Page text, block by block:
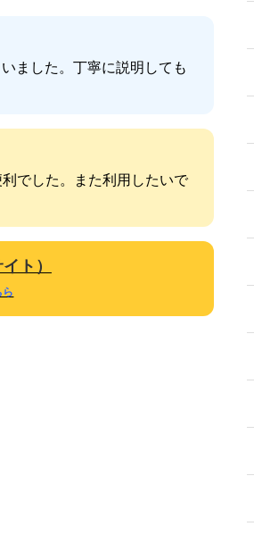
ました。丁寧に説明しても
でした。また利用したいで
ト）